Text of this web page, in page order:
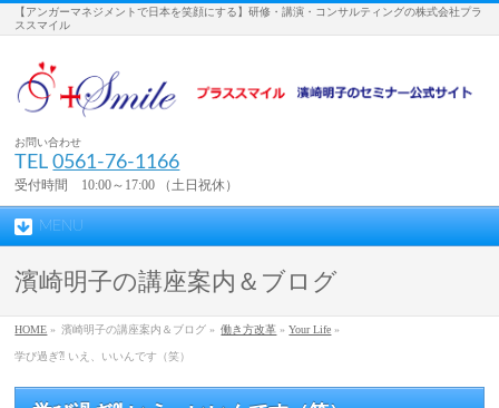
【アンガーマネジメントで日本を笑顔にする】研修・講演・コンサルティングの株式会社プラ
ススマイル
お問い合わせ
TEL0561-76-1166
受付時間 10:00～17:00 （土日祝休）
MENU
濱崎明子の講座案内＆ブログ
HOME » 濱崎明子の講座案内＆ブログ » 働き方改革 »Your Life »
学び過ぎ⁈ いえ、いいんです（笑）